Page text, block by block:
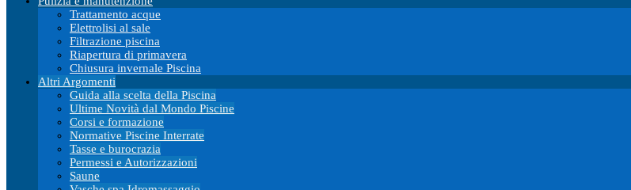
Trattamento acque
Elettrolisi al sale
Filtrazione piscina
Riapertura di primavera
Chiusura invernale Piscina
Altri Argomenti
Guida alla scelta della Piscina
Ultime Novità dal Mondo Piscine
Corsi e formazione
Normative Piscine Interrate
Tasse e burocrazia
Permessi e Autorizzazioni
Saune